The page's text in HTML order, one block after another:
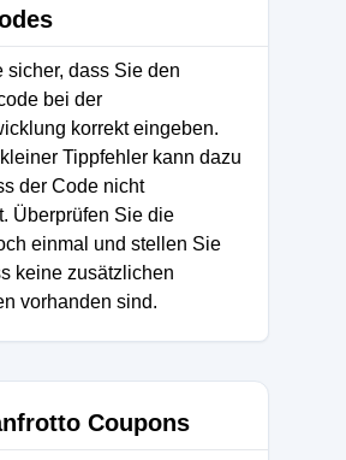
sicher, dass Sie den
bei der
korrekt eingeben.
Tippfehler kann dazu
der Code nicht
Überprüfen Sie die
einmal und stellen Sie
keine zusätzlichen
vorhanden sind.
Coupons